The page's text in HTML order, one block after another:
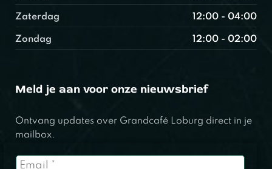
Zaterdag 12:00 - 04:00
Zondag 12:00 - 02:00
Meld je aan voor onze nieuwsbrief
Ontvang updates over Grandcafé Loburg direct in je
mailbox.